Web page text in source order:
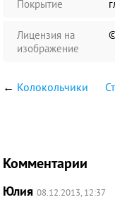
Покрытие
Лицензия на
изображение
← Колокольчики
Комментарии
Юлия 08.12.2013, 12:37